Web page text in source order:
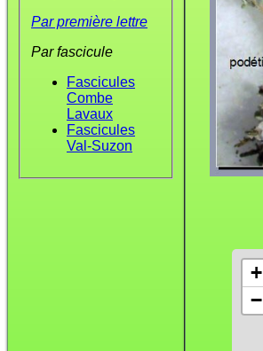
Par première lettre
Par fascicule
Fascicules
Combe
Lavaux
Fascicules
Val-Suzon
+
−